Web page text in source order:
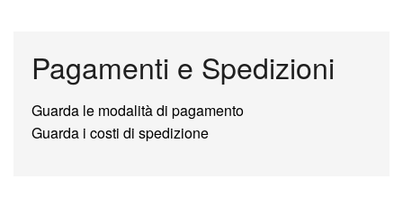
Pagamenti e Spedizioni
Guarda le modalità di pagamento
Guarda i costi di spedizione